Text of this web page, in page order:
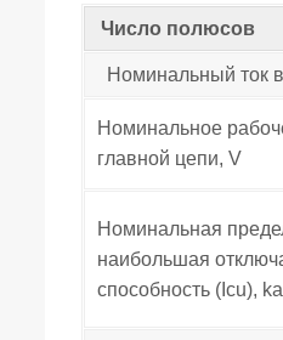
Число полюсов
Номинальный ток
Номинальное
главной цепи, V
Номинальная
наибольшая
способность (Icu),